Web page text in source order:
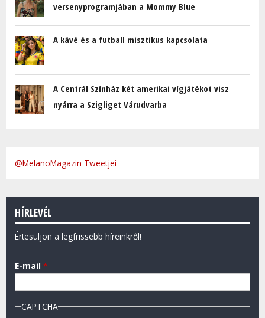
versenyprogramjában a Mommy Blue
A kávé és a futball misztikus kapcsolata
A Centrál Színház két amerikai vígjátékot visz
nyárra a Szigliget Várudvarba
@MelanoMagazin Tweetjei
HÍRLEVÉL
Értesüljön a legfrissebb híreinkről!
E-mail *
CAPTCHA